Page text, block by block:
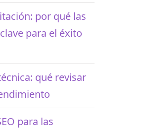
por qué las
para el éxito
qué revisar
para las